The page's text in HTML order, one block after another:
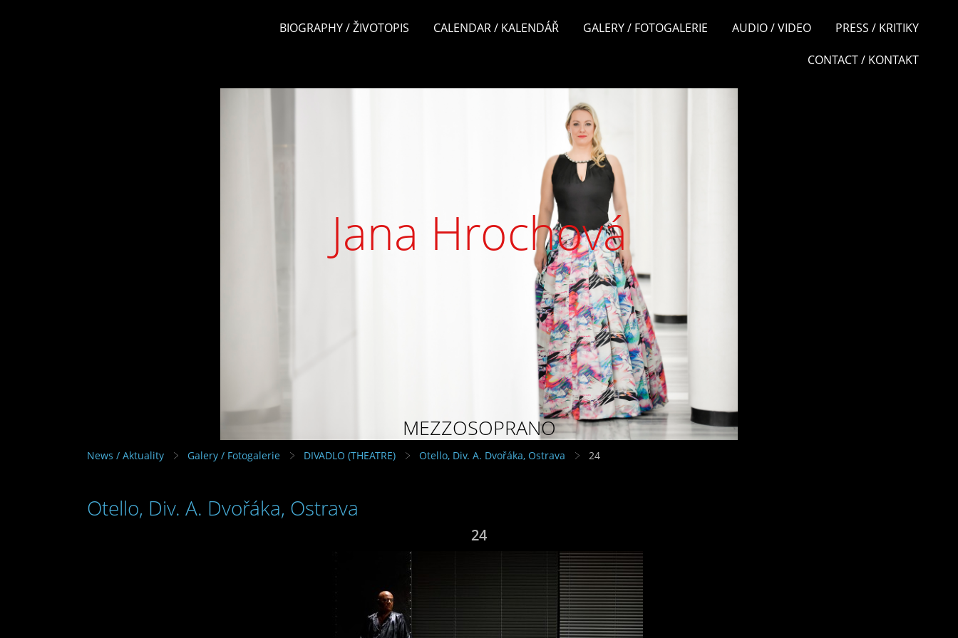
BIOGRAPHY / ŽIVOTOPIS CALENDAR / KALENDÁŘ GALERY / FOTOGALERIE AUDIO / VIDEO PRESS / KRITIKY
CONTACT / KONTAKT
Jana Hrochová
MEZZOSOPRANO
News / Aktuality Galery / Fotogalerie DIVADLO (THEATRE) Otello, Div. A. Dvořáka, Ostrava 24
Otello, Div. A. Dvořáka, Ostrava
24